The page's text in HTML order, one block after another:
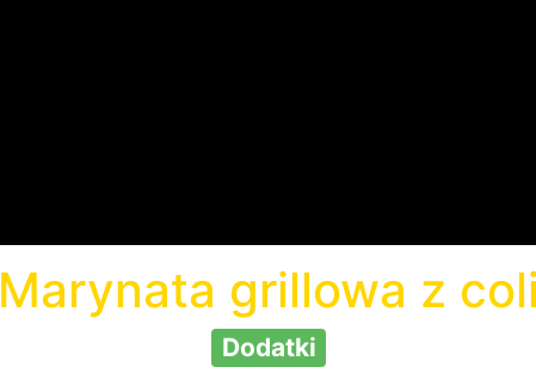
Marynata grillowa z
Dodatki